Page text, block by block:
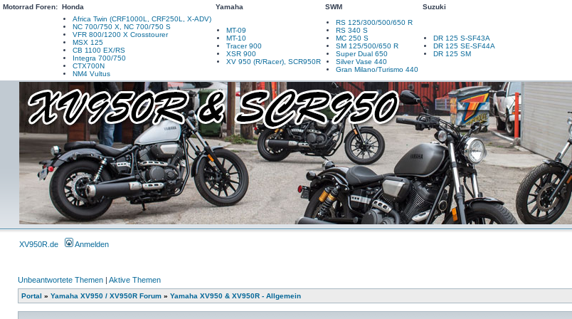
Motorrad Foren: Honda Yamaha SWM
Suzuki
Africa Twin (CRF1000L, CRF250L, X-ADV)
NC 700/750 X, NC 700/750 S
VFR 800/1200 X Crosstourer
MSX 125
CB 1100 EX/RS
Integra 700/750
CTX700N
NM4 Vultus
MT-09
MT-10
Tracer 900
XSR 900
XV 950 (R/Racer), SCR950R
RS 125/300/500/650 R
RS 340 S
MC 250 S
SM 125/500/650 R
Super Dual 650
Silver Vase 440
Gran Milano/Turismo 440
DR 125 S-SF43A
DR 125 SE-SF44A
DR 125 SM
XV950R.de Anmelden
Unbeantwortete Themen | Aktive Themen
Portal » Yamaha XV950 / XV950R Forum » Yamaha XV950 & XV950R - Allgemein